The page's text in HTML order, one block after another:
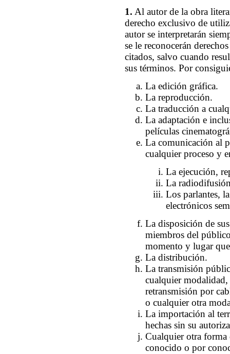
1. Al autor de la obra
derecho exclusivo de
autor se interpretarán
se le reconocerán
citados, salvo cuando
sus términos. Por
La edición gráfica.
La reproducción.
La traducción a
La adaptación e
películas
La comunicación al
cualquier proceso y
La ejecución,
La
Los parlantes,
electrónicos
La disposición de
miembros del
momento y lugar
La distribución.
La transmisión
cualquier
retransmisión por
o cualquier otra
La importación al
hechas sin su
Cualquier otra forma
conocido o por